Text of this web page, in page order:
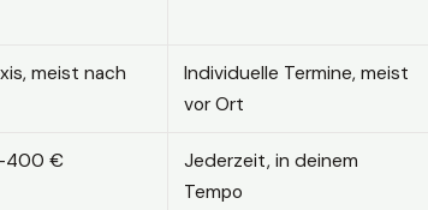
meist nach
Individuelle Termine, meist
vor Ort
€
Jederzeit, in deinem
Tempo